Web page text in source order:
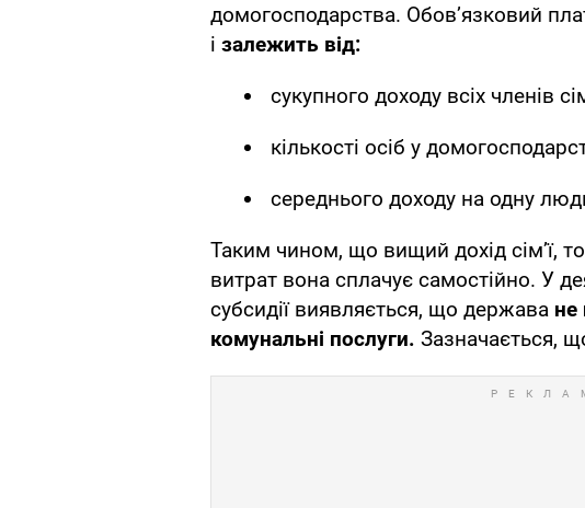
домогосподарства. Обов’язковий
і залежить від:
сукупного доходу всіх членів
кількості осіб у
середнього доходу на одну
Таким чином, що вищий дохід сім’ї,
витрат вона сплачує самостійно. У
субсидії виявляється, що держава не
комунальні послуги. Зазначається,